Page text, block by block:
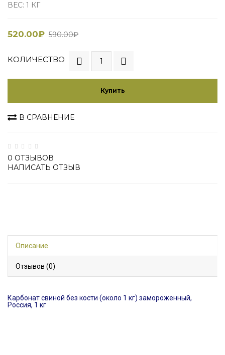
ВЕС: 1 КГ
520.00₽ 590.00₽
КОЛИЧЕСТВО
Купить
В СРАВНЕНИЕ
0 ОТЗЫВОВ
НАПИСАТЬ ОТЗЫВ
Описание
Отзывов (0)
Карбонат свиной без кости (около 1 кг) замороженный,
Россия, 1 кг